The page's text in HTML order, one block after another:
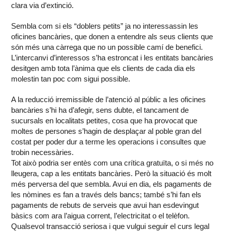
clara via d’extinció.
Sembla com si els “doblers petits” ja no interessassin les
oficines bancàries, que donen a entendre als seus clients que
són més una càrrega que no un possible camí de benefici.
L’intercanvi d’interessos s’ha estroncat i les entitats bancàries
desitgen amb tota l’ànima que els clients de cada dia els
molestin tan poc com sigui possible.
A la reducció irremissible de l’atenció al públic a les oficines
bancàries s’hi ha d’afegir, sens dubte, el tancament de
sucursals en localitats petites, cosa que ha provocat que
moltes de persones s’hagin de desplaçar al poble gran del
costat per poder dur a terme les operacions i consultes que
trobin necessàries.
Tot això podria ser entès com una crítica gratuïta, o si més no
lleugera, cap a les entitats bancàries. Però la situació és molt
més perversa del que sembla. Avui en dia, els pagaments de
les nòmines es fan a través dels bancs; també s’hi fan els
pagaments de rebuts de serveis que avui han esdevingut
bàsics com ara l’aigua corrent, l’electricitat o el telèfon.
Qualsevol transacció seriosa i que vulgui seguir el curs legal